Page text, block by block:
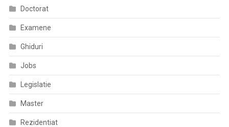
Doctorat
Examene
Ghiduri
Jobs
Legislatie
Master
Rezidentiat